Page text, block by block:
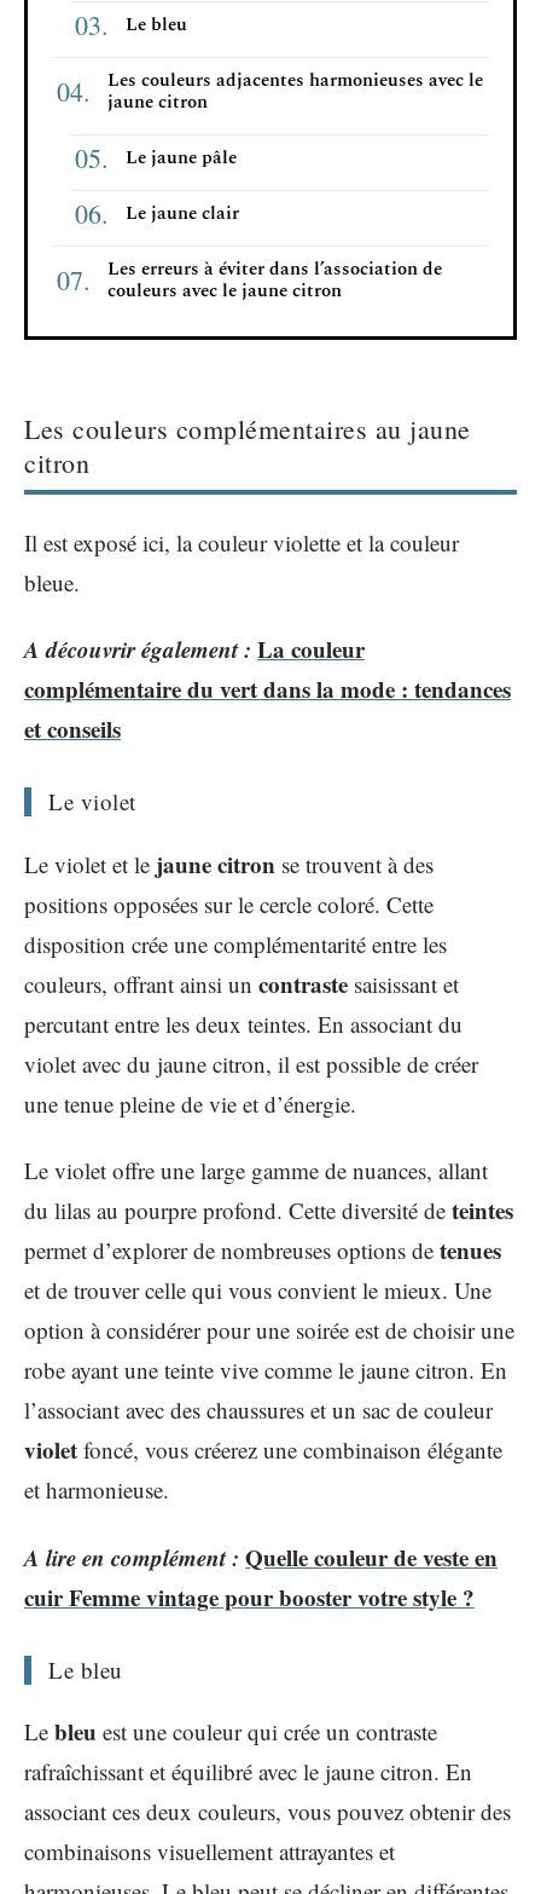
Le bleu
Les couleurs adjacentes harmonieuses avec le
jaune citron
Le jaune pâle
Le jaune clair
Les erreurs à éviter dans l’association de
couleurs avec le jaune citron
Les couleurs complémentaires au jaune
citron
Il est exposé ici, la couleur violette et la couleur
bleue.
A découvrir également : La couleur
complémentaire du vert dans la mode : tendances
et conseils
Le violet
Le violet et le jaune citron se trouvent à des
positions opposées sur le cercle coloré. Cette
disposition crée une complémentarité entre les
couleurs, offrant ainsi un contraste saisissant et
percutant entre les deux teintes. En associant du
violet avec du jaune citron, il est possible de créer
une tenue pleine de vie et d’énergie.
Le violet offre une large gamme de nuances, allant
du lilas au pourpre profond. Cette diversité de teintes
permet d’explorer de nombreuses options de tenues
et de trouver celle qui vous convient le mieux. Une
option à considérer pour une soirée est de choisir une
robe ayant une teinte vive comme le jaune citron. En
l’associant avec des chaussures et un sac de couleur
violet foncé, vous créerez une combinaison élégante
et harmonieuse.
A lire en complément : Quelle couleur de veste en
cuir Femme vintage pour booster votre style ?
Le bleu
Le bleu est une couleur qui crée un contraste
rafraîchissant et équilibré avec le jaune citron. En
associant ces deux couleurs, vous pouvez obtenir des
combinaisons visuellement attrayantes et